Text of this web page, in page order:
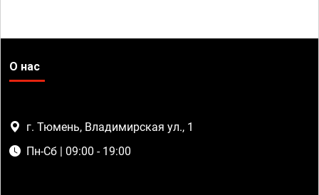
О нас
г. Тюмень, Владимирская ул., 1
Пн-Сб | 09:00 - 19:00